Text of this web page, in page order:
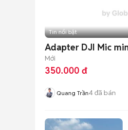
Tin nổi bật
Adapter DJI Mic
Mới
350.000 đ
Quang Trần4đã bán